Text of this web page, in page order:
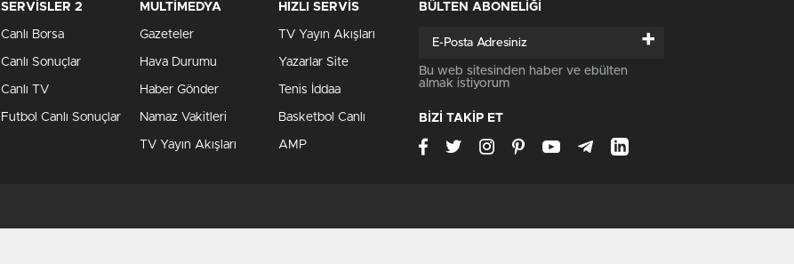
SERVİSLER 2
Canlı Borsa
Canlı Sonuçlar
Canlı TV
Futbol Canlı Sonuçlar
MULTİMEDYA
Gazeteler
Hava Durumu
Haber Gönder
Namaz Vakitleri
TV Yayın Akışları
HIZLI SERVİS
TV Yayın Akışları
Yazarlar Site
Tenis İddaa
Basketbol Canlı
AMP
BÜLTEN ABONELİĞİ
+
Bu web sitesinden haber ve ebülten
almak istiyorum
BİZİ TAKİP ET